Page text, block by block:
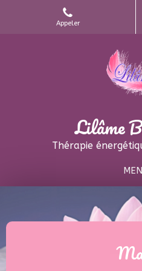
Appeler
Lilâme
Thérapie